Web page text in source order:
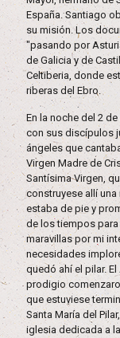
España. Santiago
su misión. Los
"pasando por
de Galicia y de
Celtiberia, donde
riberas del Ebro.
En la noche del 2
con sus discípulos
ángeles que
Virgen Madre de
Santísima Virgen,
construyese allí
estaba de pie y
de los tiempos
maravillas por mi
necesidades
quedó ahí el pilar.
prodigio
que estuviese
Santa María del
iglesia dedicada a